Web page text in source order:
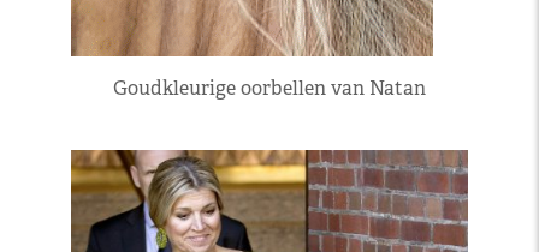
Goudkleurige oorbellen van Natan